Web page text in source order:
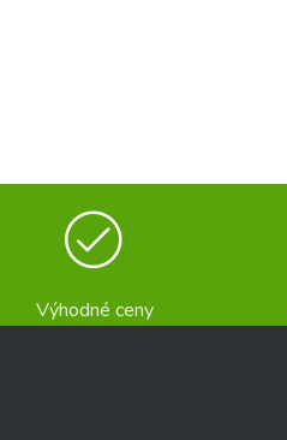
Výhodné ceny